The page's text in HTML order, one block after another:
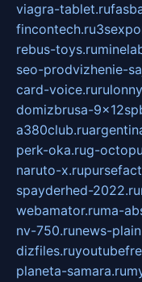
viagra-tablet.ru
fincontech.ru
rebus-toys.ru
seo-prodvizhenie-
card-voice.ru
domizbrusa-
a380club.ru
perk-oka.rug-
naruto-x.ru
spayderhed-2022.ru
webamator.ruma-
nv-750.runews-
dizfiles.ru
planeta-samara.ru